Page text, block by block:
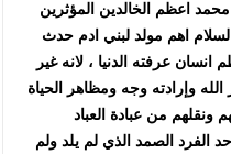
اعظم الخالدين المؤثرين
اهم مولد لبني ادم حدث
عرفته الدنيا ، لانه غير
الله وإرادته وجه ومظاهر الحياة
من عبادة العباد
الفرد الصمد الذي لم يلد ولم